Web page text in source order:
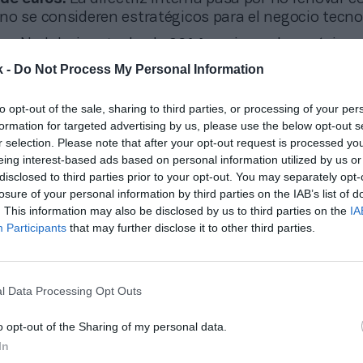
- Do Not Process My Personal Information
opt-out of the sale, sharing to third parties, or processing of your
for targeted advertising by us, please use the below opt-out
selection. Please note that after your opt-out request is processed
interest-based ads based on personal information utilized by us
to third parties prior to your opt-out. You may separately
of your personal information by third parties on the IAB’s list of
This information may also be disclosed by us to third parties on the
Participants that may further disclose it to other third parties.
Data Processing Opt Outs
opt-out of the Sharing of my personal data.
se consideren estratégicos para el negocio
“No hay mucho que decir más que dar las gracias
del tenista. Y es que Movistar ha sido el
de Manacor, a la que daba nombre.
renueva con Movistar Team y mantendrá su apoyo al ciclismo hasta
de una década, Nadal ha sido una figura central en
Unido y Alemania (O2)yLatinoamérica (Vivo)
,
la
, eventos